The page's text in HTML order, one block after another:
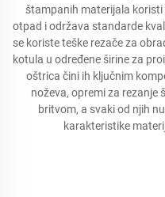
štampanih materijala
otpad i održava standarde
se koriste teške rezače za
kotula u određene širine za
oštrica čini ih ključnim
noževa, opremi za rezanje
britvom, a svaki od njih
karakteristike